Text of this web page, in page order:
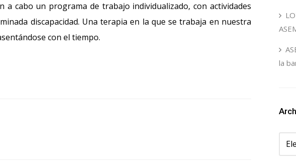
a cabo un programa de trabajo individualizado, con actividades
discapacidad. Una terapia en la que se trabaja en nuestra
con el tiempo.
la